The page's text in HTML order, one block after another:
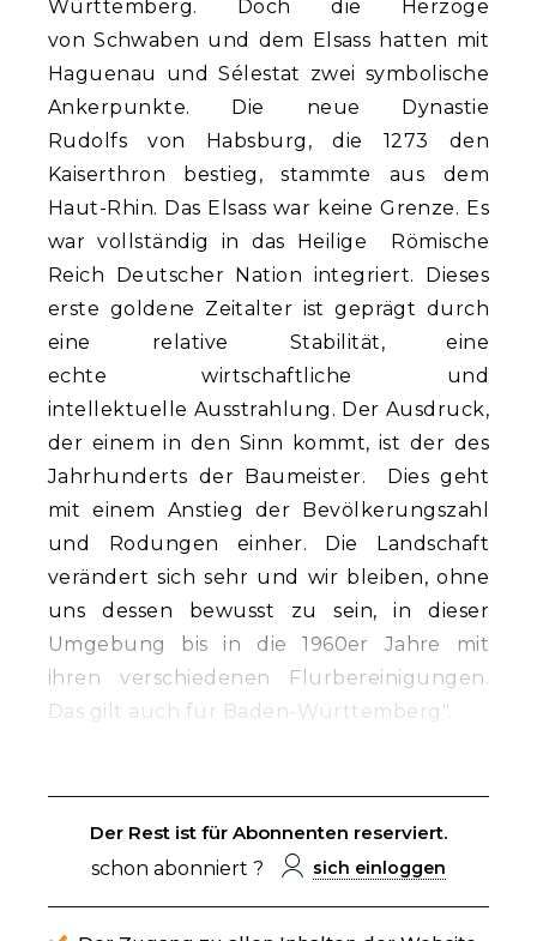
Württemberg. Doch die Herzöge
von Schwaben und dem Elsass hatten mit
Haguenau und Sélestat zwei symbolische
Ankerpunkte. Die neue Dynastie
Rudolfs von Habsburg, die 1273 den
Kaiserthron bestieg, stammte aus dem
Haut-Rhin. Das Elsass war keine Grenze. Es
war vollständig in das Heilige Römische
Reich Deutscher Nation integriert. Dieses
erste goldene Zeitalter ist geprägt durch
eine relative Stabilität, eine
echte wirtschaftliche und
intellektuelle Ausstrahlung. Der Ausdruck,
der einem in den Sinn kommt, ist der des
Jahrhunderts der Baumeister. Dies geht
mit einem Anstieg der Bevölkerungszahl
und Rodungen einher. Die Landschaft
verändert sich sehr und wir bleiben, ohne
uns dessen bewusst zu sein, in dieser
Umgebung bis in die 1960er Jahre mit
ihren verschiedenen Flurbereinigungen.
Das gilt auch für Baden-Württemberg".
Der Rest ist für Abonnenten reserviert.
schon abonniert ?
sich einloggen